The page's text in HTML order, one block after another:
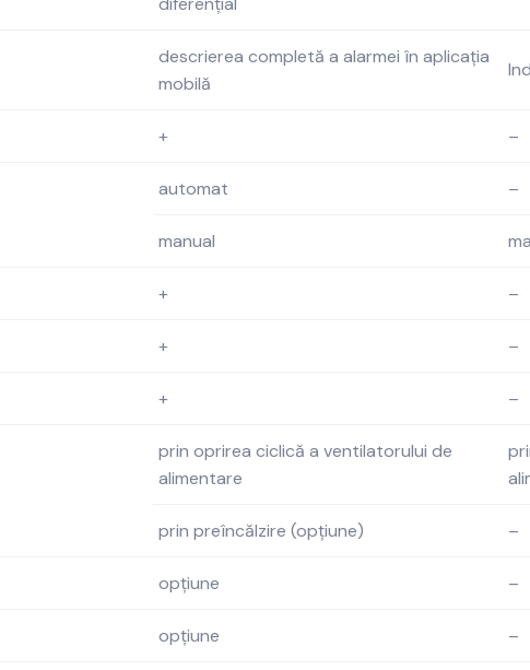
descrierea completă a alarmei în aplicația
mobilă
+ –
automat –
manual
+ –
+ –
+ –
prin oprirea ciclică a ventilatorului de
alimentare
prin preîncălzire (opțiune) –
opțiune –
opțiune –